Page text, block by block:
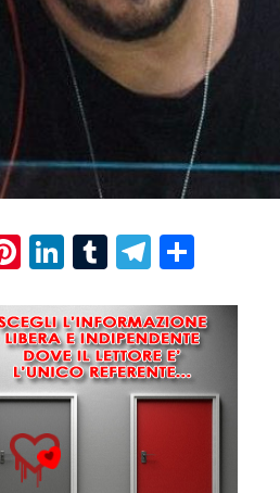
Pinterest
LinkedIn
TumblrTelegram